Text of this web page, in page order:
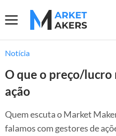
Notícia
O que o preço/lucro
ação
Quem escuta o Market
falamos com gestores de